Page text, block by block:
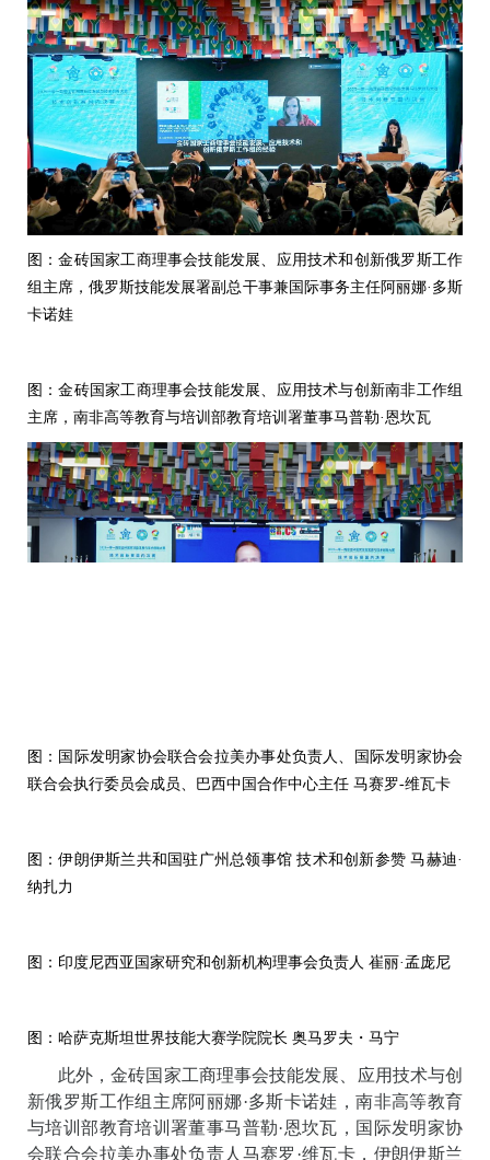
图：金砖国家工商理事会技能发展、应用技术和创新俄罗斯工作
组主席，俄罗斯技能发展署副总干事兼国际事务主任阿丽娜·多斯
卡诺娃
图：金砖国家工商理事会技能发展、应用技术与创新南非工作组
主席，南非高等教育与培训部教育培训署董事马普勒·恩坎瓦
图：国际发明家协会联合会拉美办事处负责人、国际发明家协会
联合会执行委员会成员、巴西中国合作中心主任 马赛罗-维瓦卡
图：伊朗伊斯兰共和国驻广州总领事馆 技术和创新参赞 马赫迪·
纳扎力
图：印度尼西亚国家研究和创新机构理事会负责人 崔丽·孟庞尼
图：哈萨克斯坦世界技能大赛学院院长 奥马罗夫・马宁
此外，金砖国家工商理事会技能发展、应用技术与创
新俄罗斯工作组主席阿丽娜·多斯卡诺娃，南非高等教育
与培训部教育培训署董事马普勒·恩坎瓦，国际发明家协
会联合会拉美办事处负责人马赛罗·维瓦卡，伊朗伊斯兰